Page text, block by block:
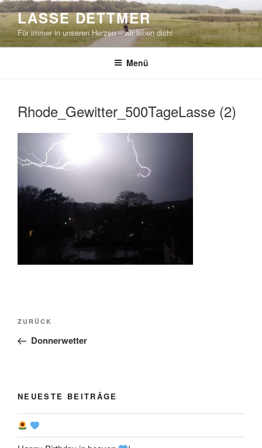
Zum
Inhalt
springen
LASSE DETTMER
Für immer in unseren Herzen – wir leben dich!
Menü
Rhode_Gewitter_500TageLasse (2)
Beitragsnavigation
Vorheriger
Beitrag
ZURÜCK
Donnerwetter
NEUESTE BEITRÄGE